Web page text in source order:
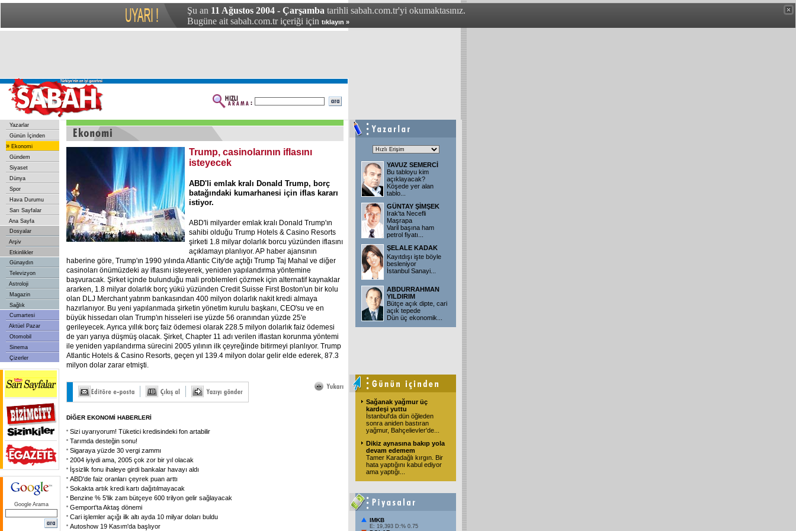
Şu an 11 Ağustos 2004 - Çarşamba tarihli sabah.com.tr'yi okumaktasınız.
Bugüne ait sabah.com.tr içeriği için tıklayın »
Yazarlar
Günün İçinden
» Ekonomi
Gündem
Siyaset
Dünya
Spor
Hava Durumu
Sarı Sayfalar
Ana Sayfa
Dosyalar
Arşiv
Etkinlikler
Günaydın
Televizyon
Astroloji
Magazin
Sağlık
Cumartesi
Aktüel Pazar
Otomobil
Sinema
Çizerler
Google Arama
Trump, casinolarının iflasını
isteyecek
ABD'li emlak kralı Donald Trump, borç
batağındaki kumarhanesi için iflas kararı
istiyor.
ABD'li milyarder emlak kralı Donald Trump'ın
sahibi olduğu Trump Hotels & Casino Resorts
şirketi 1.8 milyar dolarlık borcu yüzünden iflasını
açıklamayı planlıyor. AP haber ajansının
haberine göre, Trump'ın 1990 yılında Atlantic City'de açtığı Trump Taj Mahal ve diğer
casinoları önümüzdeki ay iflasını isteyerek, yeniden yapılandırma yöntemine
başvuracak. Şirket içinde bulunduğu mali problemleri çözmek için alternatif kaynaklar
ararken, 1.8 milyar dolarlık borç yükü yüzünden Credit Suisse First Boston'un bir kolu
olan DLJ Merchant yatırım bankasından 400 milyon dolarlık nakit kredi almaya
hazırlanıyor. Bu yeni yapılanmada şirketin yönetim kurulu başkanı, CEO'su ve en
büyük hissedarı olan Trump'ın hisseleri ise yüzde 56 oranından yüzde 25'e
gerileyecek. Ayrıca yıllık borç faiz ödemesi olarak 228.5 milyon dolarlık faiz ödemesi
de yarı yarıya düşmüş olacak. Şirket, Chapter 11 adı verilen iflastan korunma yöntemi
ile yeniden yapılandırma sürecini 2005 yılının ilk çeyreğinde bitirmeyi planlıyor. Trump
Atlantic Hotels & Casino Resorts, geçen yıl 139.4 milyon dolar gelir elde ederek, 87.3
milyon dolar zarar etmişti.
DİĞER EKONOMİ HABERLERİ
Sizi uyarıyorum! Tüketici kredisindeki fon artabilir
Tarımda desteğin sonu!
Sigaraya yüzde 30 vergi zammı
2004 iyiydi ama, 2005 çok zor bir yıl olacak
İşsizlik fonu ihaleye girdi bankalar havayı aldı
ABD'de faiz oranları çeyrek puan arttı
Sokakta artık kredi kartı dağıtılmayacak
Benzine % 5'lik zam bütçeye 600 trilyon gelir sağlayacak
Gemport'ta Aktaş dönemi
Cari işlemler açığı ilk altı ayda 10 milyar doları buldu
Autoshow 19 Kasım'da başlıyor
YAVUZ SEMERCİ
Bu tabloyu kim
açıklayacak?
Köşede yer alan
tablo
GÜNTAY ŞİMŞEK
Irak'ta Necefli
Maşrapa
Varil başına ham
petrol fiyatı
ŞELALE KADAK
Kayıtdışı işte böyle
besleniyor
İstanbul Sanayi
ABDURRAHMAN
YILDIRIM
Bütçe açık dipte, cari
açık tepede
Dün üç ekonomik
Sağanak yağmur üç
kardeşi yuttu
İstanbul'da dün öğleden
sonra aniden bastıran
yağmur, Bahçelievler'de
Dikiz aynasına bakıp yola
devam edemem
Tamer Karadağlı kırgın. Bir
hata yaptığını kabul ediyor
ama yaptığı
IMKB
E: 19,393 D:% 0.75